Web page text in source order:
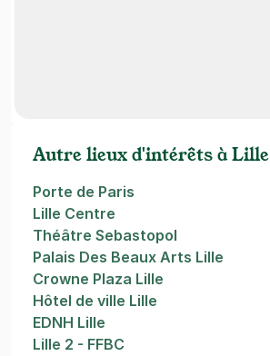
Autre lieux d'intérêts à Lille
Porte de Paris
Lille Centre
Théâtre Sebastopol
Palais Des Beaux Arts Lille
Crowne Plaza Lille
Hôtel de ville Lille
EDNH Lille
Lille 2 - FFBC